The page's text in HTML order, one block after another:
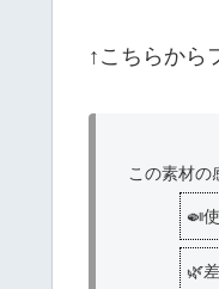
↑こちらから
この素材の
🍛
🌿